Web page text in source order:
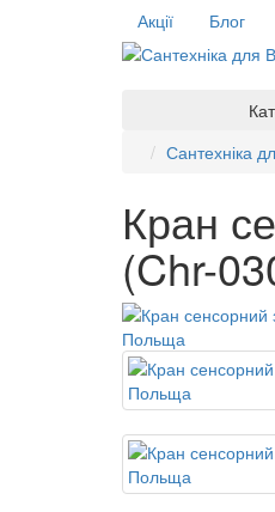
Акції Блог
Сантехніка
Кран
(Chr-